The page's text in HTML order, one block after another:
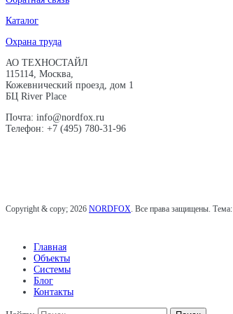
Каталог
Охрана труда
АО ТЕХНОСТАЙЛ
115114, Москва,
Кожевнический проезд, дом 1
БЦ River Place
Почта: info@nordfox.ru
Телефон: +7 (495) 780-31-96
Copyright & copy; 2026 NORDFOX. Все права защищены. Тема:
Главная
Объекты
Системы
Блог
Контакты